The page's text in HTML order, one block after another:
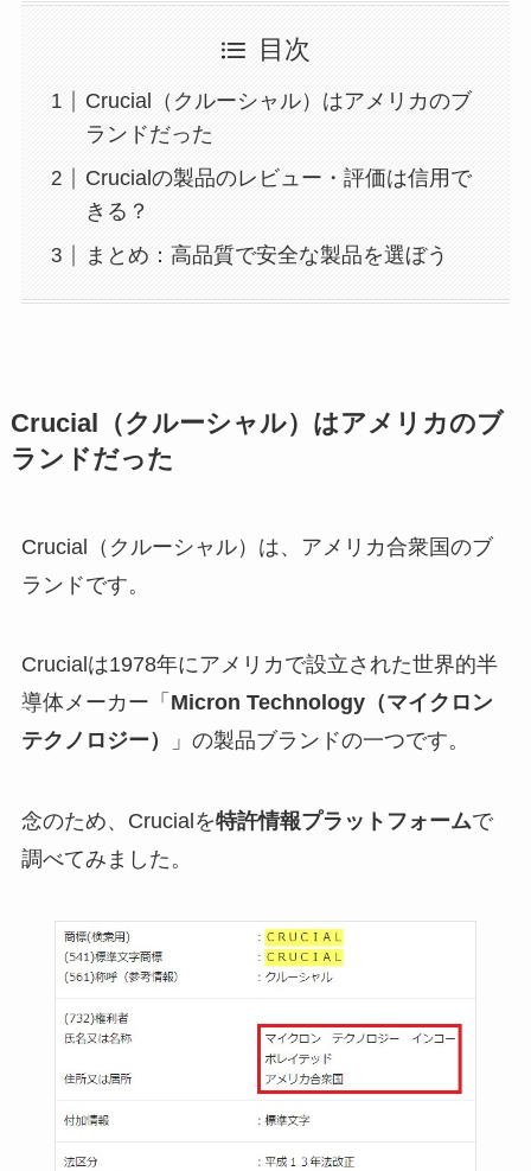
目次
Crucial（クルーシャル）はアメリカのブ
ランドだった
Crucialの製品のレビュー・評価は信用で
きる？
まとめ：高品質で安全な製品を選ぼう
Crucial（クルーシャル）はアメリカのブ
ランドだった
Crucial（クルーシャル）は、アメリカ合衆国のブ
ランドです。
Crucialは1978年にアメリカで設立された世界的半
導体メーカー「 Micron Technology（マイクロン
テクノロジー）
」の製品ブランドの一つです。
念のため、Crucialを特許情報プラットフォームで
調べてみました。